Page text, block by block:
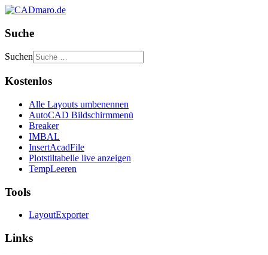
Suche
Suchen
Kostenlos
Alle Layouts umbenennen
AutoCAD Bildschirmmenü
Breaker
IMBAL
InsertAcadFile
Plotstiltabelle live anzeigen
TempLeeren
Tools
LayoutExporter
Links